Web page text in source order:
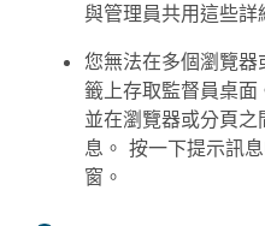
與管理員共用這些詳
您無法在多個瀏覽
籤上存取監督員桌面
並在瀏覽器或分頁
息。 按一下提示訊
窗。